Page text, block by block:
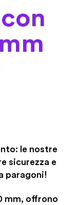
le nostre
sicurezza e
paragoni!
mm, offrono